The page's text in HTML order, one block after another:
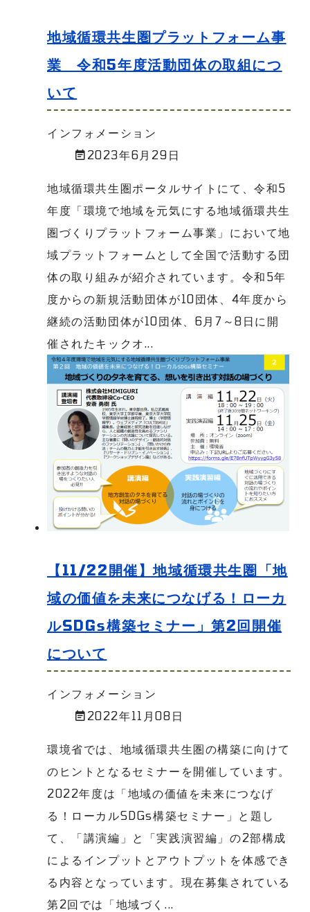
地域循環共生圏プラットフォーム事
業 令和5年度活動団体の取組につ
いて
インフォメーション
2023年6月29日
地域循環共生圏ポータルサイトにて、令和5
年度「環境で地域を元気にする地域循環共生
圏づくりプラットフォーム事業」において地
域プラットフォームとして全国で活動する団
体の取り組みが紹介されています。令和5年
度からの新規活動団体が10団体、4年度から
継続の活動団体が10団体、6月7～8日に開
催されたキックオ...
【11/22開催】地域循環共生圏「地
域の価値を未来につなげる！ローカ
ルSDGs構築セミナー」第2回開催
について
インフォメーション
2022年11月08日
環境省では、地域循環共生圏の構築に向けて
のヒントとなるセミナーを開催しています。
2022年度は「地域の価値を未来につなげ
る！ローカルSDGs構築セミナー」と題し
て、「講演編」と「実践演習編」の2部構成
によるインプットとアウトプットを体感でき
る内容となっています。現在募集されている
第2回では「地域づく...